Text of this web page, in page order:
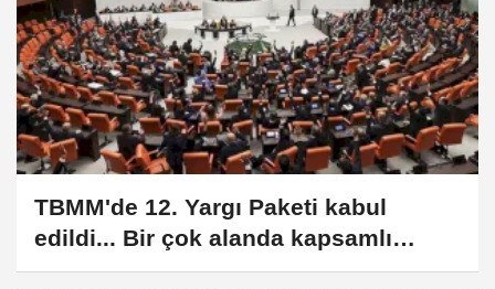
TBMM'de 12. Yargı Paketi kabul
edildi... Bir çok alanda kapsamlı
değişiklik